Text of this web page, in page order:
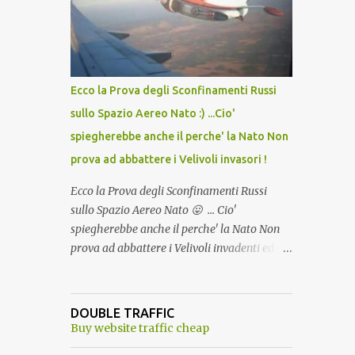
lo scopo della temperatura? Qualcuno a suo
tempo ribattezzo' il Vaccino come: l' Amaro
del Capo, era "spettacolare Ghiacciato, ma
andava bene anche, a Temperatura
Ambiente"! Riproponiamo l'articolo per NON
Ecco la Prova degli Sconfinamenti Russi
sullo Spazio Aereo Nato :) ...Cio'
spiegherebbe anche il perche' la Nato Non
prova ad abbattere i Velivoli invasori !
Ecco la Prova degli Sconfinamenti Russi
sullo Spazio Aereo Nato 😛 ... Cio'
spiegherebbe anche il perche' la Nato Non
prova ad abbattere i Velivoli invadenti ed
alcuna notizia di un'invasione dello spazio
aereo NATO da parte di un robot chiamato
DOUBLE TRAFFIC
Buy website traffic cheap